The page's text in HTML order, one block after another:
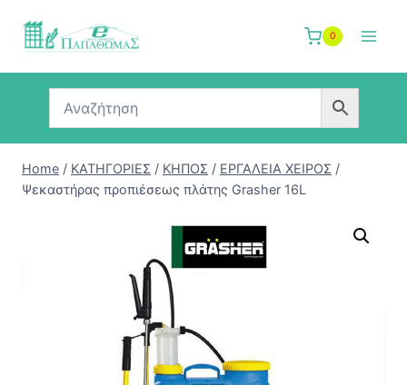
0
Home / ΚΑΤΗΓΟΡΙΕΣ / ΚΗΠΟΣ / ΕΡΓΑΛΕΙΑ ΧΕΙΡΟΣ /
Ψεκαστήρας προπιέσεως πλάτης Grasher 16L